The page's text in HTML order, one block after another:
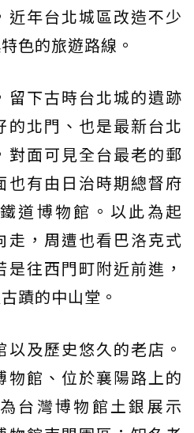
近年台北城區改造不少
色的旅遊路線。
留下古時台北城的遺跡
的北門、也是最新台北
對面可見全台最老的郵
也有由日治時期總督府
道博物館。以此為起
走，周遭也看巴洛克式
往西門町附近前進，
蹟的中山堂。
及歷史悠久的老店。
物館、位於襄陽路上的
台灣博物館土銀展示